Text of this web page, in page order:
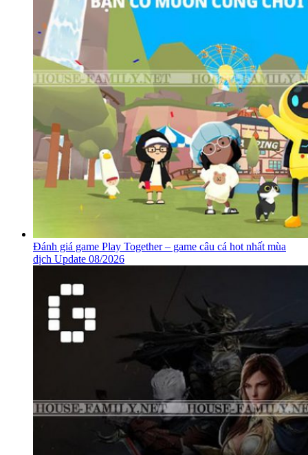
Đánh giá game Play Together – game câu cá hot nhất mùa
dịch Update 08/2026